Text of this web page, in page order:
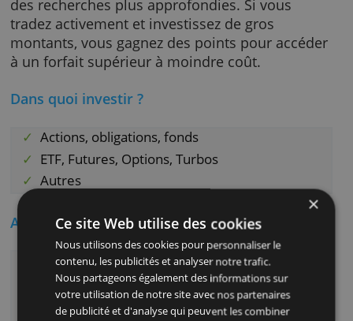
Vous utilisez SaxoInvestor en ligne ou via les
applications pour votre appareil mobile. Les
investisseurs plus actifs peuvent utiliser les
plateformes SaxoTraderGO ou
s'ils souhaitent une analyse, des actualités et
des recherches plus approfondies. Si vous
tradez activement et investissez de gros
montants, vous gagnez des points pour
à un forfait supérieur à moindre coût.
Dans quoi investir ?
Actions, obligations, fonds
ETF, Futures, Options, Turbos